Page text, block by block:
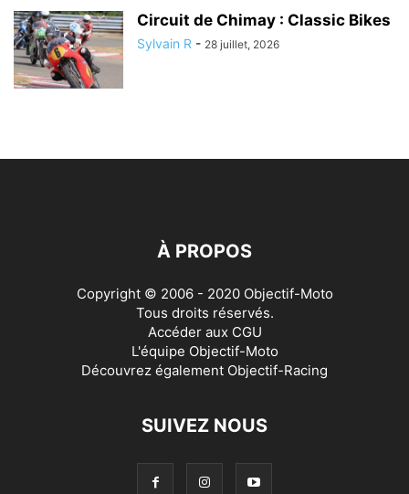
Circuit de Chimay : Classic Bikes
Sylvain R - 28 juillet, 2026
À PROPOS
Copyright © 2006 - 2020 Objectif-Moto
Tous droits réservés.
Accéder aux CGU
L'équipe Objectif-Moto
Découvrez également Objectif-Racing
SUIVEZ NOUS